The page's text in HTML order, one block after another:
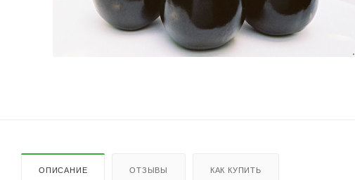
ОПИСАНИЕ ОТЗЫВЫ КАК КУПИТЬ